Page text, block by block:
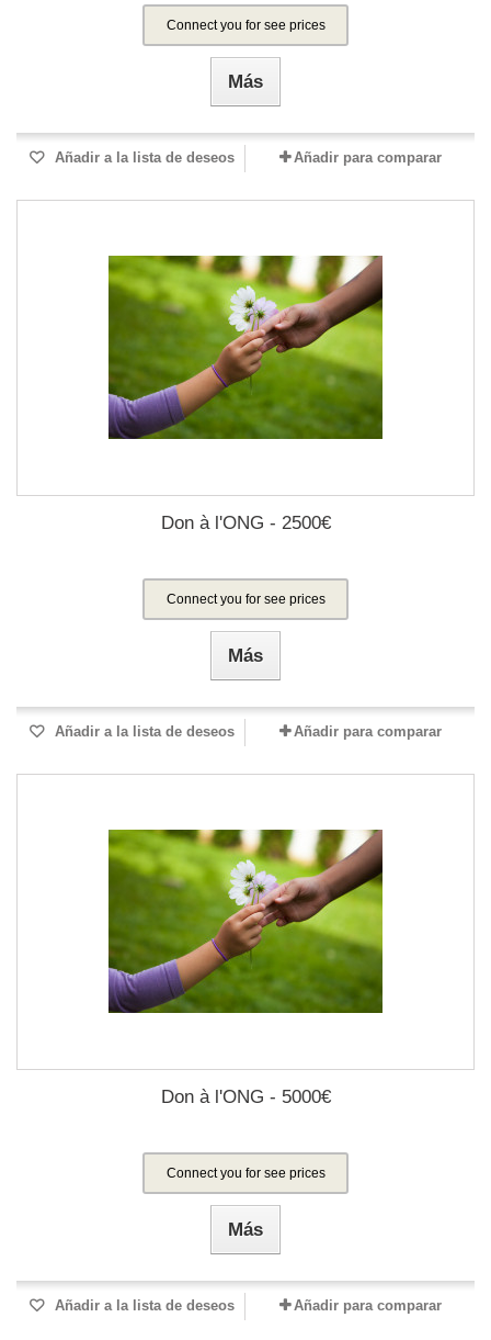
Connect you for see prices
Más
Añadir a la lista de deseos Añadir para comparar
Don à l'ONG - 2500€
Connect you for see prices
Más
Añadir a la lista de deseos Añadir para comparar
Don à l'ONG - 5000€
Connect you for see prices
Más
Añadir a la lista de deseos Añadir para comparar